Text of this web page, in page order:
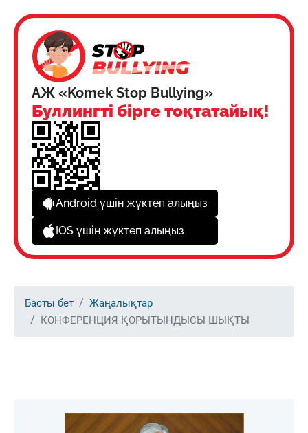
АЖ «Komek Stop Bullying»
Буллингті бірге тоқтатайық!
Android үшін жүктеп алыңыз
IOS үшін жүктеп алыңыз
Басты бет
Жаңалықтар
КОНФЕРЕНЦИЯ ҚОРЫТЫНДЫСЫ ШЫҚТЫ